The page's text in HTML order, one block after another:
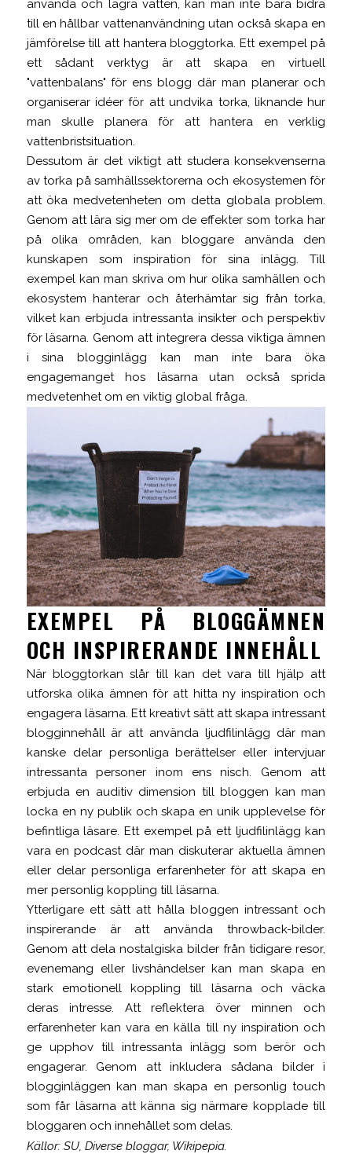
använda och lagra vatten, kan man inte bara bidra
till en hållbar vattenanvändning utan också skapa en
jämförelse till att hantera bloggtorka. Ett exempel på
ett sådant verktyg är att skapa en virtuell
"vattenbalans" för ens blogg där man planerar och
organiserar idéer för att undvika torka, liknande hur
man skulle planera för att hantera en verklig
vattenbristsituation.
Dessutom är det viktigt att studera konsekvenserna
av torka på samhällssektorerna och ekosystemen för
att öka medvetenheten om detta globala problem.
Genom att lära sig mer om de effekter som torka har
på olika områden, kan bloggare använda den
kunskapen som inspiration för sina inlägg. Till
exempel kan man skriva om hur olika samhällen och
ekosystem hanterar och återhämtar sig från torka,
vilket kan erbjuda intressanta insikter och perspektiv
för läsarna. Genom att integrera dessa viktiga ämnen
i sina blogginlägg kan man inte bara öka
engagemanget hos läsarna utan också sprida
medvetenhet om en viktig global fråga.
EXEMPEL PÅ BLOGGÄMNEN
OCH INSPIRERANDE INNEHÅLL
När bloggtorkan slår till kan det vara till hjälp att
utforska olika ämnen för att hitta ny inspiration och
engagera läsarna. Ett kreativt sätt att skapa intressant
blogginnehåll är att använda ljudfilinlägg där man
kanske delar personliga berättelser eller intervjuar
intressanta personer inom ens nisch. Genom att
erbjuda en auditiv dimension till bloggen kan man
locka en ny publik och skapa en unik upplevelse för
befintliga läsare. Ett exempel på ett ljudfilinlägg kan
vara en podcast där man diskuterar aktuella ämnen
eller delar personliga erfarenheter för att skapa en
mer personlig koppling till läsarna.
Ytterligare ett sätt att hålla bloggen intressant och
inspirerande är att använda throwback-bilder.
Genom att dela nostalgiska bilder från tidigare resor,
evenemang eller livshändelser kan man skapa en
stark emotionell koppling till läsarna och väcka
deras intresse. Att reflektera över minnen och
erfarenheter kan vara en källa till ny inspiration och
ge upphov till intressanta inlägg som berör och
engagerar. Genom att inkludera sådana bilder i
blogginläggen kan man skapa en personlig touch
som får läsarna att känna sig närmare kopplade till
bloggaren och innehållet som delas.
Källor: SU, Diverse bloggar, Wikipepia.